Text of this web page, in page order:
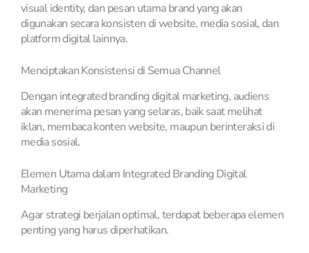
visual identity, dan pesan utama brand yang akan
digunakan secara konsisten di website, media sosial, dan
platform digital lainnya.
Menciptakan Konsistensi di Semua Channel
Dengan integrated branding digital marketing, audiens
akan menerima pesan yang selaras, baik saat melihat
iklan, membaca konten website, maupun berinteraksi di
media sosial.
Elemen Utama dalam Integrated Branding Digital
Marketing
Agar strategi berjalan optimal, terdapat beberapa elemen
penting yang harus diperhatikan.